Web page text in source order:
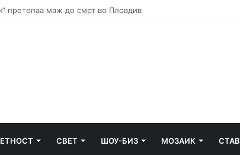
марихуана и дигитална вага, приведени четири лица
СВЕТ ШОУ-БИЗ МОЗАИК СТАВ